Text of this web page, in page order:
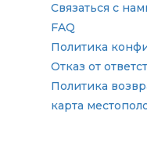
Связаться с
FAQ
Политика
Отказ от
Политика
карта